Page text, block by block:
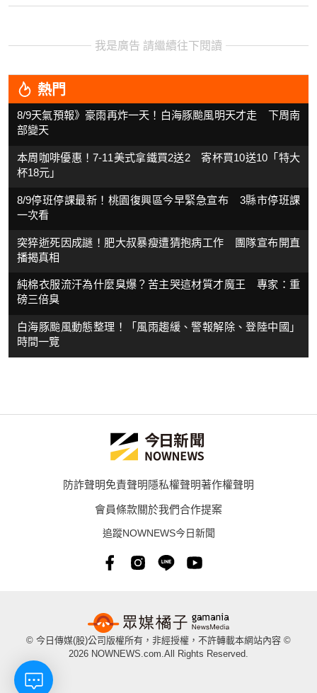
我是廣告 請繼續往下閱讀
熱門
8/9天氣預報》豪雨再炸一天！白海豚颱風明天才走 下周南
部變天
本周咖啡優惠！7-11美式拿鐵買2送2 寄杯買10送10「特大
杯18元」
8/9停班停課最新！桃園復興區今早緊急宣布 3縣市停班課
一次看
突猝逝死因成謎！肥大叔暴瘦遭猜抱病工作 團隊宣布開直
播揭真相
純棉衣服流汗為什麼臭爆？苦主哭這材質才魔王 專家：重
磅三倍臭
白海豚颱風動態整理！「風雨趨緩、警報解除、登陸中國」
時間一覽
防詐聲明免責聲明隱私權聲明著作權聲明
會員條款關於我們合作提案
追蹤NOWNEWS今日新聞
© 今日傳媒(股)公司版權所有，非經授權，不許轉載本網站內容 ©
2026 NOWNEWS.com.All Rights Reserved.